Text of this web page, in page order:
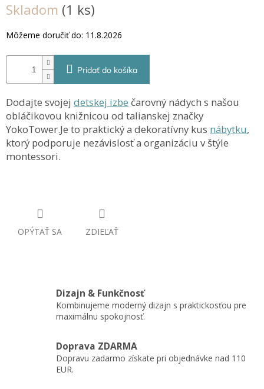
cena:
Skladom (1 ks)
Môžeme doručiť do: 11.8.2026
Pridať do košíka
Dodajte svojej detskej izbe čarovný nádych s našou
obláčikovou knižnicou od talianskej značky
YokoTower.Je to praktický a dekoratívny kus nábytku,
ktorý podporuje nezávislosť a organizáciu v štýle
montessori.
OPÝTAŤ SA ZDIEĽAŤ
Dizajn & Funkčnosť
Kombinujeme moderný dizajn s praktickosťou pre
maximálnu spokojnosť.
Doprava ZDARMA
Dopravu zadarmo získate pri objednávke nad 110
EUR.